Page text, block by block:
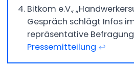
Bitkom e.V.,
Gespräch schlägt Infos
repräsentative
Pressemitteilung ↩